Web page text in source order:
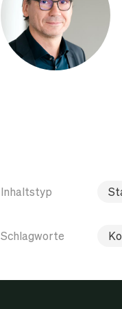
Inhaltstyp
Schlagworte